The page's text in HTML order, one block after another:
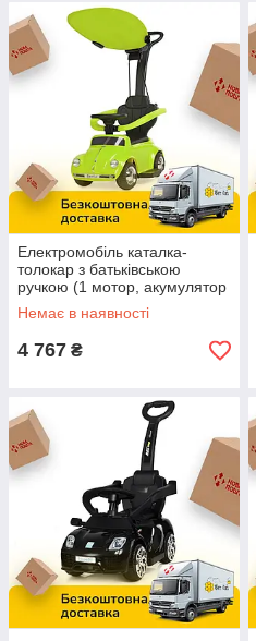
Електромобіль каталка-
толокар з батьківською
ручкою (1 мотор, акумулятор
6V4AH) VOLKSWAGEN Bambi
JQ618L-5
Немає в наявності
4 767 ₴